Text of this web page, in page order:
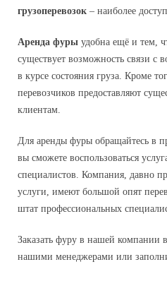
Перевозки
Сборные
Заказ
Аренда
Перевозка
Заказ
грузоперевозок – наиболее
Аренда фуры удобна ещё и тем,
существует возможность связи с
в курсе состояния груза. Кроме
перевозчиков предоставляют
клиентам.
Для аренды фуры обращайтесь в
вы сможете воспользоваться
специалистов. Компания, давно
услуги, имеют большой опят
штат профессиональных
Заказать фуру в нашей компании
нашими менеджерами или